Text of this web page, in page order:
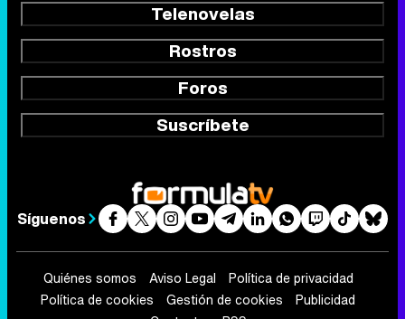
Telenovelas
Rostros
Foros
Suscríbete
Síguenos
Quiénes somos Aviso Legal
Política de privacidad
Política de cookies
Gestión de cookies
Publicidad